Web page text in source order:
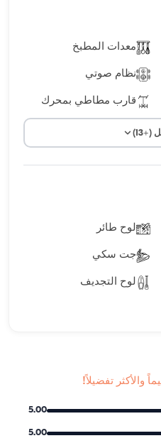
معدات المطبخ
نظام صوتي
قارب مطاطي بمحرك
لوح طائر
جت سكي
لوح التجديف
والأكثر تفضيلاً!
5.00
5.00